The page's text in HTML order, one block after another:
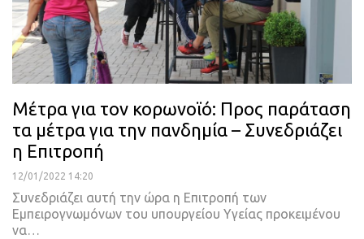
Μέτρα για τον κορωνοϊό: Προς παράταση
τα μέτρα για την πανδημία – Συνεδριάζει
η Επιτροπή
12/01/2022 14:20
Συνεδριάζει αυτή την ώρα η Επιτροπή των
Εμπειρογνωμόνων του υπουργείου Υγείας προκειμένου
να…